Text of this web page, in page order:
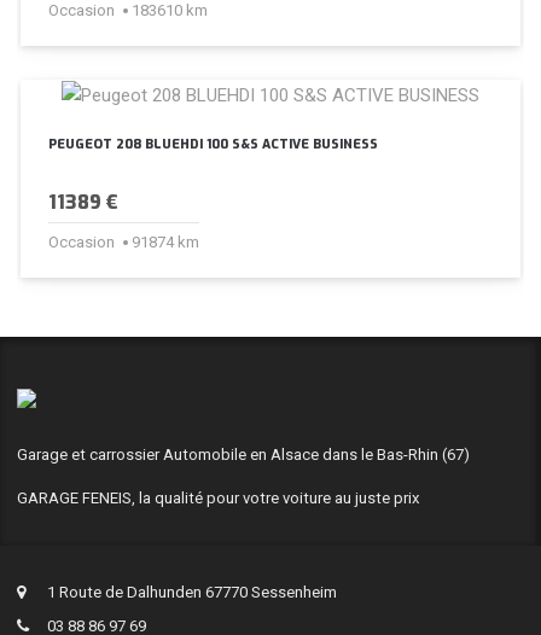
Occasion 183610 km
PEUGEOT 208 BLUEHDI 100 S&S ACTIVE BUSINESS
11389 €
Occasion 91874 km
1 Route de Dalhunden 67770 Sessenheim
03 88 86 97 69
Garage et carrossier Automobile en Alsace dans le Bas-Rhin (67)
GARAGE FENEIS, la qualité pour votre voiture au juste prix